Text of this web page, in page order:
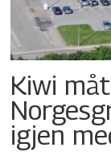
Kiwi
igjen